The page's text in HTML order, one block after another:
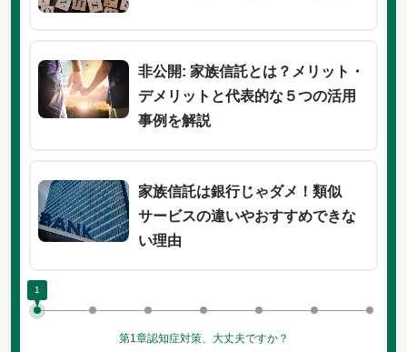
非公開: 家族信託とは？メリット・
デメリットと代表的な５つの活用
事例を解説
家族信託は銀行じゃダメ！類似
サービスの違いやおすすめできな
い理由
1
第1章認知症対策、大丈夫ですか？